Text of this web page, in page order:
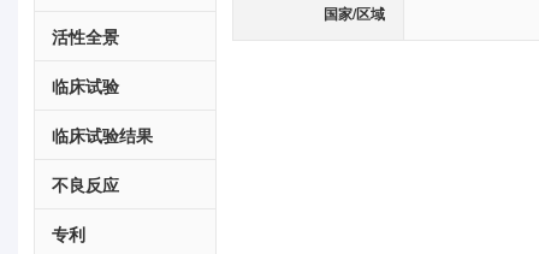
活性全景
临床试验
临床试验结果
不良反应
专利
国家/区域